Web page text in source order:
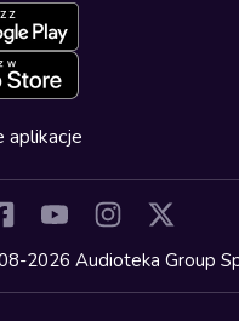
firm i bibliotek
aplikacje
2026 Audioteka Group